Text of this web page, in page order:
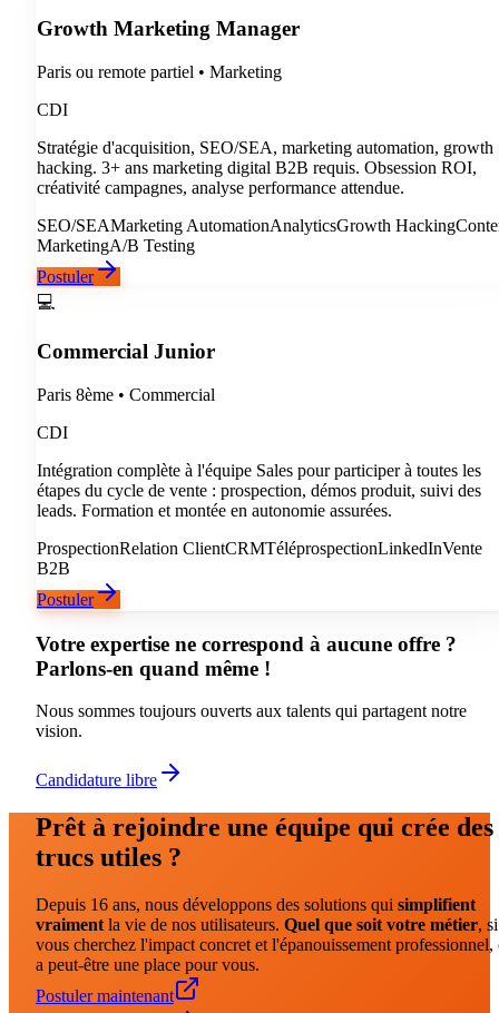
Growth Marketing Manager
Paris ou remote partiel • Marketing
CDI
Stratégie d'acquisition, SEO/SEA, marketing automation, growth
hacking. 3+ ans marketing digital B2B requis. Obsession ROI,
créativité campagnes, analyse performance attendue.
SEO/SEAMarketing AutomationAnalyticsGrowth Hacking
MarketingA/B Testing
Postuler
💻
Commercial Junior
Paris 8ème • Commercial
CDI
Intégration complète à l'équipe Sales pour participer à toutes les
étapes du cycle de vente : prospection, démos produit, suivi des
leads. Formation et montée en autonomie assurées.
ProspectionRelation ClientCRMTéléprospectionLinkedInVente
B2B
Postuler
Votre expertise ne correspond à aucune offre ?
Parlons-en quand même !
Nous sommes toujours ouverts aux talents qui partagent notre
vision.
Candidature libre
Prêt à rejoindre une équipe qui crée des
trucs utiles ?
Depuis 16 ans, nous développons des solutions qui simplifient
vraiment la vie de nos utilisateurs. Quel que soit votre métier, si
vous cherchez l'impact concret et l'épanouissement professionnel,
a peut-être une place pour vous.
Postuler maintenant